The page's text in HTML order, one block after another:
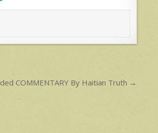
COMMENTARY By Haitian Truth →